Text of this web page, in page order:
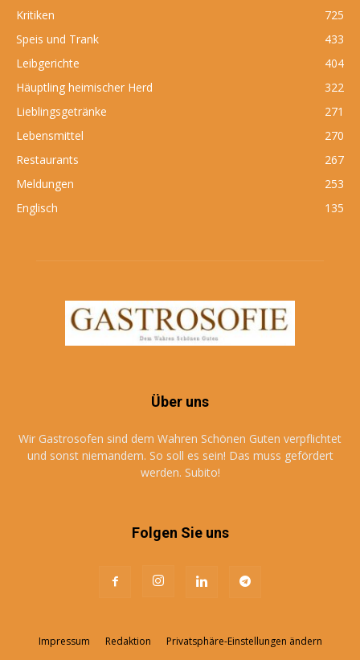
Kritiken
725
Speis und Trank
433
Leibgerichte
404
Häuptling heimischer Herd
322
Lieblingsgetränke
271
Lebensmittel
270
Restaurants
267
Meldungen
253
Englisch
135
Über uns
Wir Gastrosofen sind dem Wahren Schönen Guten verpflichtet
und sonst niemandem. So soll es sein! Das muss gefördert
werden. Subito!
Folgen Sie uns
Impressum Redaktion Privatsphäre-Einstellungen ändern